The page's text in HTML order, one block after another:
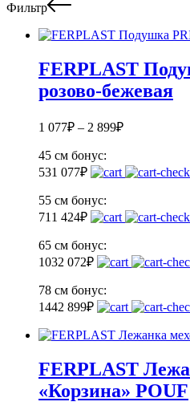
Фильтр
FERPLAST
розово-бежевая
1 077₽ – 2 899₽
45 см бонус:
531 077₽
55 см бонус:
71 1 424₽
65 см бонус:
1032 072₽
78 см бонус:
1442 899₽
FERPLAST
«Корзина» POUF